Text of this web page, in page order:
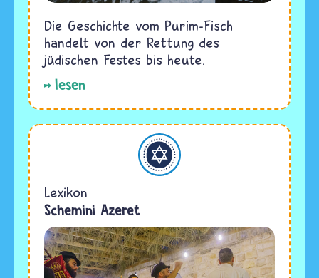
Die Geschichte vom Purim-Fisch
handelt von der Rettung des
jüdischen Festes bis heute.
lesen
Judentum
Lexikon
Schemini Azeret